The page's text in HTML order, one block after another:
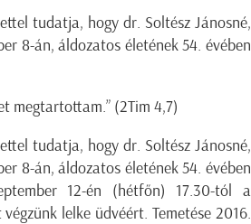
tudatja, hogy dr. Soltész Jánosné,
8-án, áldozatos életének 54. évében
megtartottam.” (2Tim 4,7)
tudatja, hogy dr. Soltész Jánosné,
8-án, áldozatos életének 54. évében
12-én (hétfőn) 17.30-tól a
lelke üdvéért. Temetése 2016.